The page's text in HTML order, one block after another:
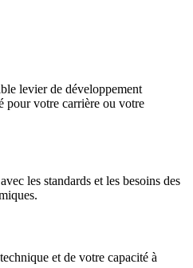
levier de développement
pour votre carrière ou votre
les standards et les besoins des
et de votre capacité à